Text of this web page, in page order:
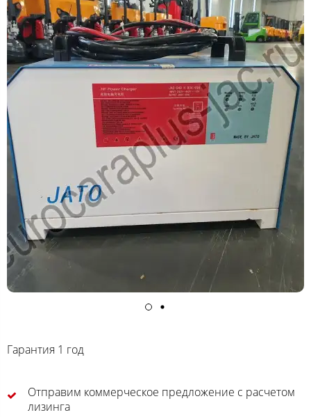
Гарантия 1 год
Отправим коммерческое предложение с расчетом
лизинга